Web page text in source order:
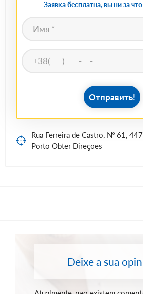
Заявка бесплатна, вы ни за
Отправить!
Rua Ferreira de Castro, Nº 61,
Porto Obter Direções
Deixe a sua